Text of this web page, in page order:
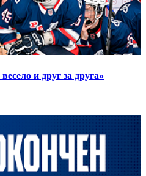
и друг за друга»